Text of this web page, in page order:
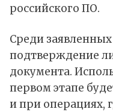
российского ПО.
Среди
подтверждение
документа.
первом этапе
и при операциях,